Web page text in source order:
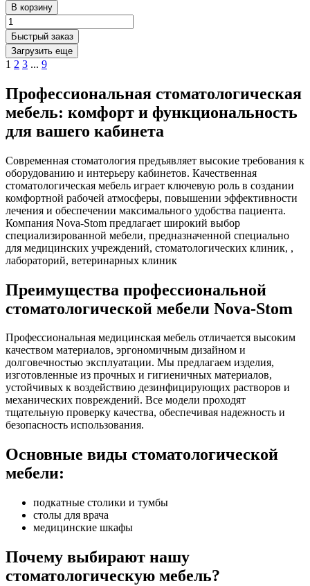
В корзину
Быстрый заказ
Загрузить еще
1 2 3 ... 9
Профессиональная стоматологическая
мебель: комфорт и функциональность
для вашего кабинета
Современная стоматология предъявляет высокие требования к
оборудованию и интерьеру кабинетов. Качественная
стоматологическая мебель играет ключевую роль в создании
комфортной рабочей атмосферы, повышении эффективности
лечения и обеспечении максимального удобства пациента.
Компания Nova-Stom предлагает широкий выбор
специализированной мебели, предназначенной специально
для медицинских учреждений, стоматологических клиник, ,
лабораторий, ветеринарных клиник
Преимущества профессиональной
стоматологической мебели Nova-Stom
Профессиональная медицинская мебель отличается высоким
качеством материалов, эргономичным дизайном и
долговечностью эксплуатации. Мы предлагаем изделия,
изготовленные из прочных и гигиеничных материалов,
устойчивых к воздействию дезинфицирующих растворов и
механических повреждений. Все модели проходят
тщательную проверку качества, обеспечивая надежность и
безопасность использования.
Основные виды стоматологической
мебели:
подкатные столики и тумбы
столы для врача
медицинские шкафы
Почему выбирают нашу
стоматологическую мебель?